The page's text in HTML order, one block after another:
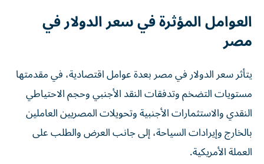
العوامل المؤثرة في سعر الدولار في
مصر
يتأثر سعر الدولار في مصر بعدة عوامل اقتصادية، في مقدمتها
مستويات التضخم وتدفقات النقد الأجنبي وحجم الاحتياطي
النقدي والاستثمارات الأجنبية وتحويلات المصريين العاملين
بالخارج وإيرادات السياحة، إلى جانب العرض والطلب على
العملة الأمريكية.